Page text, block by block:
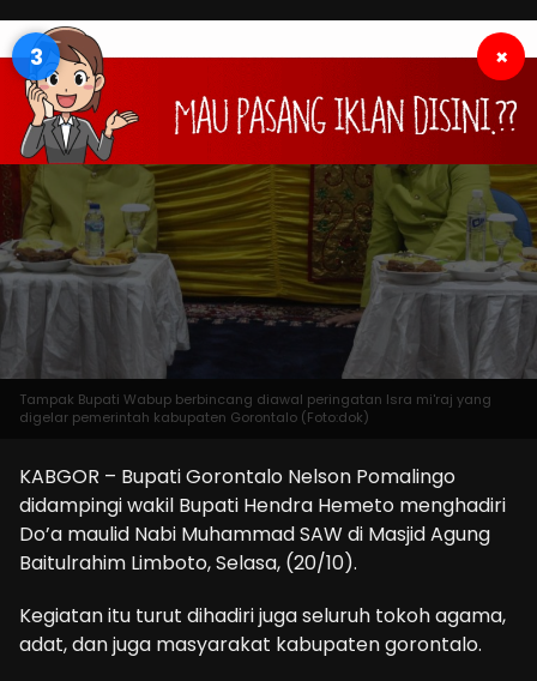
3 ×
Tampak Bupati Wabup berbincang diawal peringatan Isra mi'raj yang
digelar pemerintah kabupaten Gorontalo (Foto:dok)
KABGOR – Bupati Gorontalo Nelson Pomalingo
didampingi wakil Bupati Hendra Hemeto menghadiri
Do’a maulid Nabi Muhammad SAW di Masjid Agung
Baitulrahim Limboto, Selasa, (20/10).
Kegiatan itu turut dihadiri juga seluruh tokoh agama,
adat, dan juga masyarakat kabupaten gorontalo.